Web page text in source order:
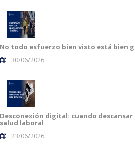
No todo esfuerzo bien visto está bien
30/06/2026
Desconexión digital: cuando
salud laboral
23/06/2026